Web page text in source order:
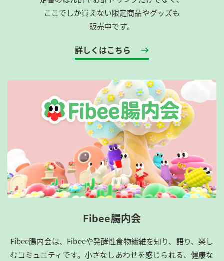
ここでしか買えない限定商品やグッズも
販売中です。
詳しくはこちら
Fibee腸内会
Fibee腸内会は、​Fibeeや発酵性食物繊維を知り、語り、楽し
むコミュニティです。​小さなしあわせを感じられる、健康な